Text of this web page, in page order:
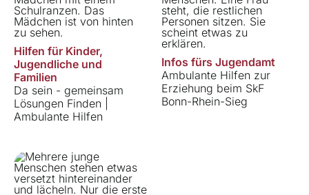
Hilfen für Kinder,
Jugendliche und
Familien
Da sein - gemeinsam
Lösungen Finden |
Ambulante Hilfen
Infos fürs Jugendamt
Ambulante Hilfen zur
Erziehung beim SkF
Bonn-Rhein-Sieg